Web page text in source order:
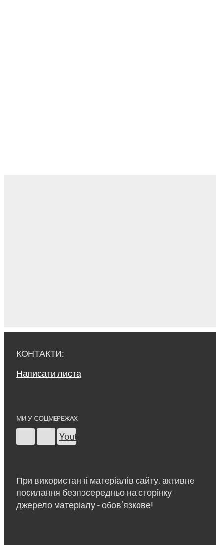
КОНТАКТИ:
Написати листа
МИ У СОЦМЕРЕЖАХ
Youtube
При використанні матеріалів сайту, активне
посилання безпосередньо на сторінку -
джерело матеріалу - обов’язкове!